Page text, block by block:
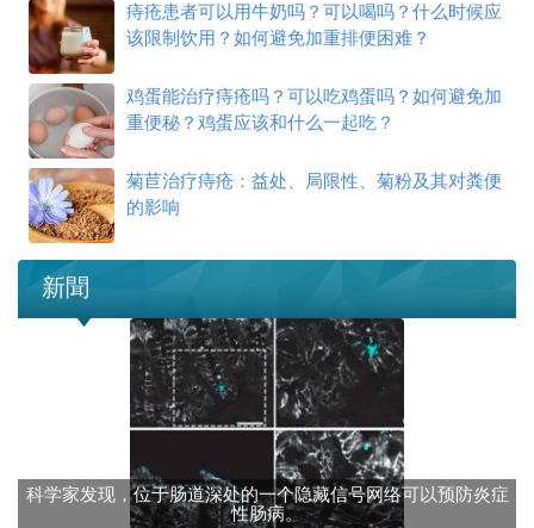
痔疮患者可以用牛奶吗？可以喝吗？什么时候应
该限制饮用？如何避免加重排便困难？
鸡蛋能治疗痔疮吗？可以吃鸡蛋吗？如何避免加
重便秘？鸡蛋应该和什么一起吃？
菊苣治疗痔疮：益处、局限性、菊粉及其对粪便
的影响
新聞
科学家发现，位于肠道深处的一个隐藏信号网络可以预防炎症
性肠病。